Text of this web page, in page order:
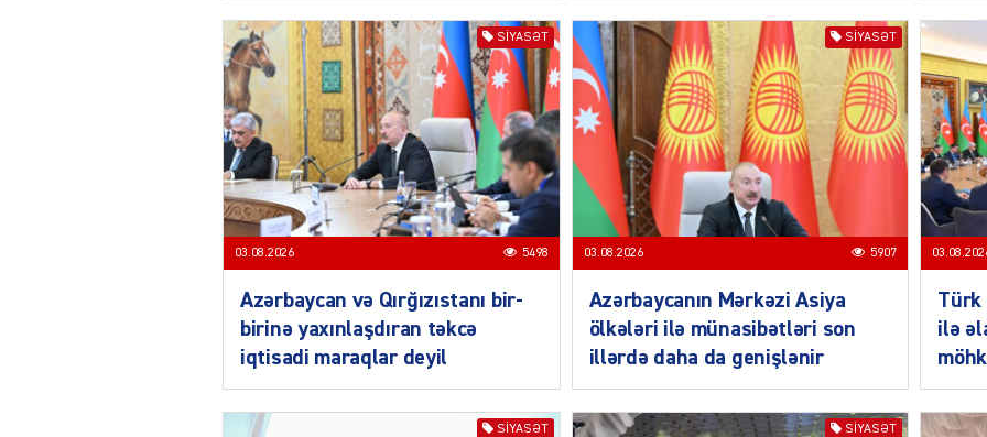
SIYASƏT
03.08.2026 5498
Azərbaycan və Qırğızıstanı bir-
birinə yaxınlaşdıran təkcə
iqtisadi maraqlar deyil
SIYASƏT
03.08.2026 5907
Azərbaycanın Mərkəzi Asiya
ölkələri ilə münasibətləri son
illərdə daha da genişlənir
Türk
ilə
SIYASƏT SIYASƏT